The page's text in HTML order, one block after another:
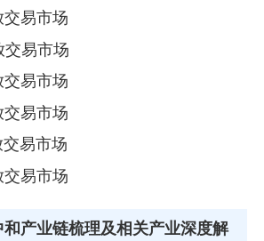
交易市场
交易市场
交易市场
交易市场
交易市场
交易市场
和产业链梳理及相关产业深度解